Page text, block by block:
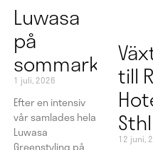
Luwasa
på
1 juli, 2026
Efter en intensiv
vår samlades hela
Luwasa
Greenstyling på
till
12 juni,